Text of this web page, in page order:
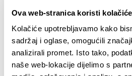
Ova web-stranica koristi kolačiće
Kolačiće upotrebljavamo kako
sadržaj i oglase, omogućili
analizirali promet. Isto tako,
naše web-lokacije dijelimo s
Prikupljeni podaci će se
Zahvaljujemo na sudjelovanju i